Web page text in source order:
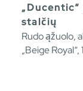
stalčių
Rudo ąžuolo,
„Beige